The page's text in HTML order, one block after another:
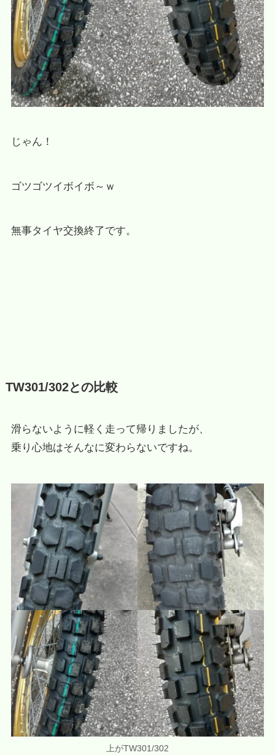
じゃん！
ゴツゴツイボイボ～ｗ
無事タイヤ交換終了です。
TW301/302との比較
滑らないように軽く走って帰りましたが、
乗り心地はそんなに変わらないですね。
上がTW301/302